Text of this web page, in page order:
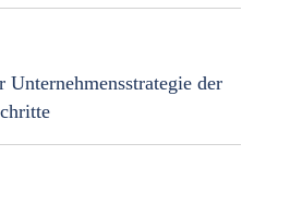
Unternehmensstrategie der